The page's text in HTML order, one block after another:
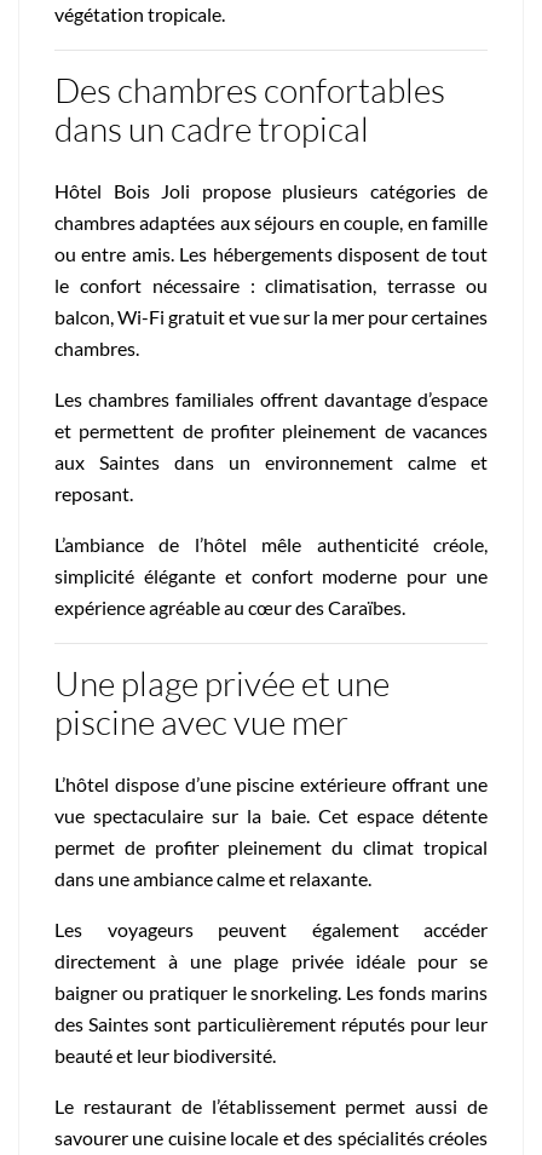
végétation tropicale.
Des chambres confortables
dans un cadre tropical
Hôtel Bois Joli propose plusieurs catégories de
chambres adaptées aux séjours en couple, en famille
ou entre amis. Les hébergements disposent de tout
le confort nécessaire : climatisation, terrasse ou
balcon, Wi-Fi gratuit et vue sur la mer pour certaines
chambres.
Les chambres familiales offrent davantage d’espace
et permettent de profiter pleinement de vacances
aux Saintes dans un environnement calme et
reposant.
L’ambiance de l’hôtel mêle authenticité créole,
simplicité élégante et confort moderne pour une
expérience agréable au cœur des Caraïbes.
Une plage privée et une
piscine avec vue mer
L’hôtel dispose d’une piscine extérieure offrant une
vue spectaculaire sur la baie. Cet espace détente
permet de profiter pleinement du climat tropical
dans une ambiance calme et relaxante.
Les voyageurs peuvent également accéder
directement à une plage privée idéale pour se
baigner ou pratiquer le snorkeling. Les fonds marins
des Saintes sont particulièrement réputés pour leur
beauté et leur biodiversité.
Le restaurant de l’établissement permet aussi de
savourer une cuisine locale et des spécialités créoles